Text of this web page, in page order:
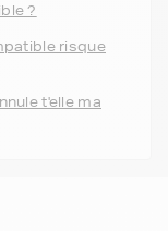
?
risque
t'elle ma